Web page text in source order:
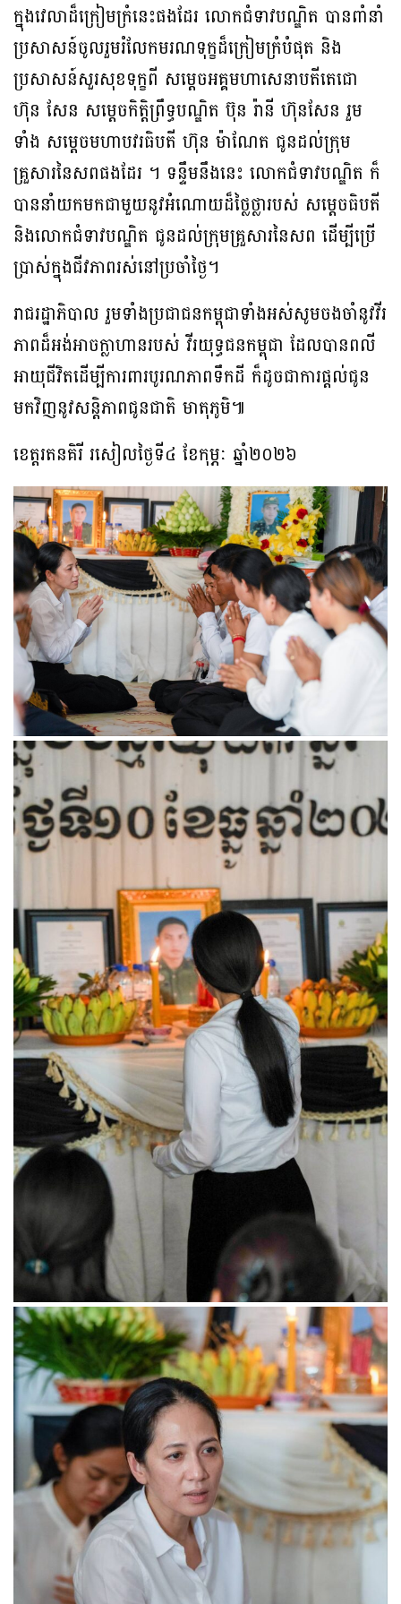
ក្នុងវេលាដ៏ក្រៀមក្រំនេះផងដែរ លោកជំទាវបណ្ឌិត បានពាំនាំ
ប្រសាសន៍ចូលរួមរំលែកមរណទុក្ខដ៏ក្រៀមក្រំបំផុត និង
ប្រសាសន៍សួរសុខទុក្ខពី សម្តេចអគ្គមហាសេនាបតីតេជោ
ហ៊ុន សែន សម្តេចកិត្តិព្រឹទ្ធបណ្ឌិត ប៊ុន រ៉ានី ហ៊ុនសែន រួម
ទាំង សម្តេចមហាបវរធិបតី ហ៊ុន ម៉ាណែត ជូនដល់ក្រុម
គ្រួសារនៃសពផងដែរ ។ ទន្ទឹមនឹងនេះ លោកជំទាវបណ្ឌិត ក៏
បាននាំយកមកជាមួយនូវអំណោយដ៏ថ្លៃថ្លារបស់ សម្តេចធិបតី
និងលោកជំទាវបណ្ឌិត ជូនដល់ក្រុមគ្រួសារនៃសព ដើម្បីប្រើ
ប្រាស់ក្នុងជីវភាពរស់នៅប្រចាំថ្ងៃ។
រាជរដ្ឋាភិបាល រួមទាំងប្រជាជនកម្ពុជាទាំងអស់សូមចងចាំនូវវីរ
ភាពដ៏អង់អាចក្លាហានរបស់ វីរយុទ្ធជនកម្ពុជា ដែលបានពលី
អាយុជីវិតដើម្បីការពារបូរណភាពទឹកដី ក៏ដូចជាការផ្តល់ជូន
មកវិញនូវសន្តិភាពជូនជាតិ មាតុភូមិ៕
ខេត្តរតនគិរី រសៀលថ្ងៃទី៤ ខែកុម្ភៈ ឆ្នាំ២០២៦